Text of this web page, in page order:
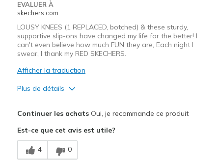
EVALUER À
skechers.com
LOUSY KNEES (1 REPLACED, botched) & these sturdy,
supportive slip-ons have changed my life for the better! I
can't even believe how much FUN they are, Each night I
swear, I thank my RED SKECHERS.
Afficher la traduction
Plus de détails
Comfortable
Durable
Continuer les achatsOui, je recommande ce produit
Est-ce que cet avis est utile?
4 0